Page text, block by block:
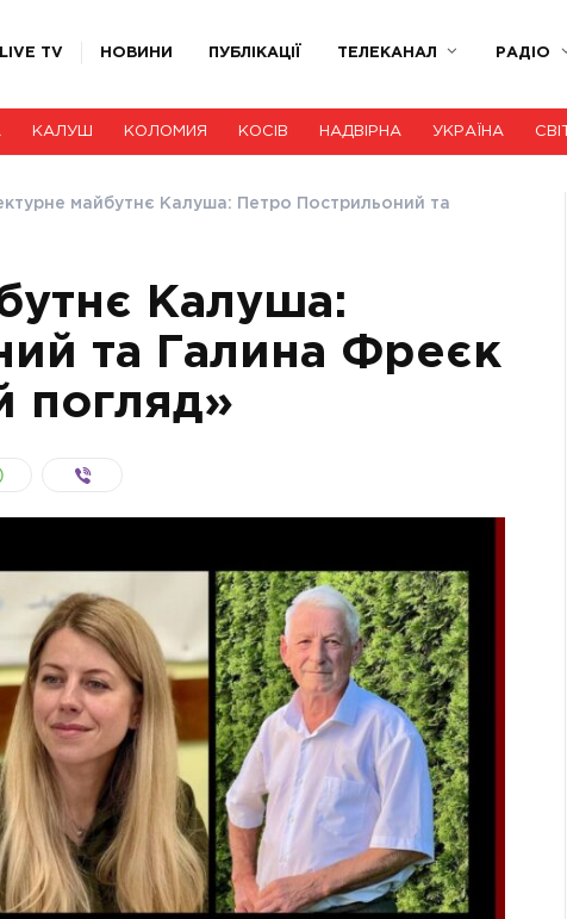
TV НОВИНИ ПУБЛІКАЦІЇ ТЕЛЕКАНАЛ РАДІО
КАЛУШ КОЛОМИЯ КОСІВ НАДВІРНА УКРАЇНА СВІТ
майбутнє Калуша: Петро Пострильоний та
Калуша:
та Галина Фреєк
погляд»